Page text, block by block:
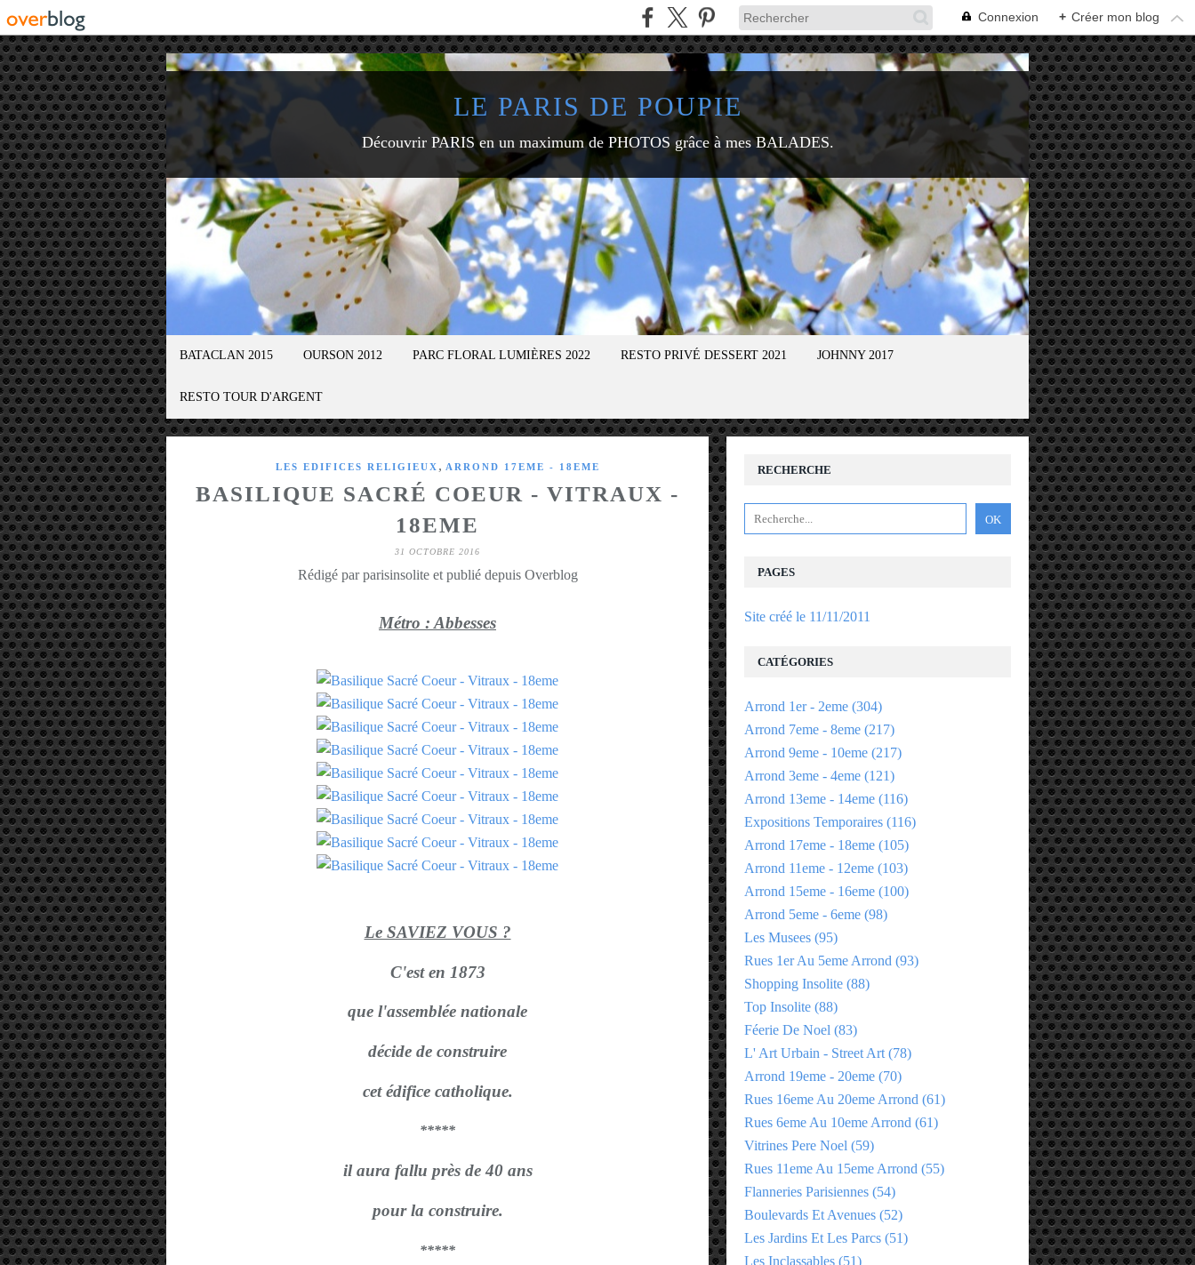
Connexion + Créer mon blog
LE PARIS DE POUPIE
Découvrir PARIS en un maximum de PHOTOS grâce à mes BALADES.
BATACLAN 2015 OURSON 2012 PARC FLORAL LUMIÈRES 2022 RESTO PRIVÉ DESSERT 2021 JOHNNY 2017
RESTO TOUR D'ARGENT
LES EDIFICES RELIGIEUX , ARROND 17EME - 18EME
BASILIQUE SACRÉ COEUR - VITRAUX -
18EME
31 OCTOBRE 2016
Rédigé par parisinsolite et publié depuis Overblog
Métro : Abbesses
Le SAVIEZ VOUS ?
C'est en 1873
que l'assemblée nationale
décide de construire
cet édifice catholique.
*****
il aura fallu près de 40 ans
pour la construire.
*****
RECHERCHE
PAGES
Site créé le 11/11/2011
CATÉGORIES
Arrond 1er - 2eme (304)
Arrond 7eme - 8eme (217)
Arrond 9eme - 10eme (217)
Arrond 3eme - 4eme (121)
Arrond 13eme - 14eme (116)
Expositions Temporaires (116)
Arrond 17eme - 18eme (105)
Arrond 11eme - 12eme (103)
Arrond 15eme - 16eme (100)
Arrond 5eme - 6eme (98)
Les Musees (95)
Rues 1er Au 5eme Arrond (93)
Shopping Insolite (88)
Top Insolite (88)
Féerie De Noel (83)
L' Art Urbain - Street Art (78)
Arrond 19eme - 20eme (70)
Rues 16eme Au 20eme Arrond (61)
Rues 6eme Au 10eme Arrond (61)
Vitrines Pere Noel (59)
Rues 11eme Au 15eme Arrond (55)
Flanneries Parisiennes (54)
Boulevards Et Avenues (52)
Les Jardins Et Les Parcs (51)
Les Inclassables (51)